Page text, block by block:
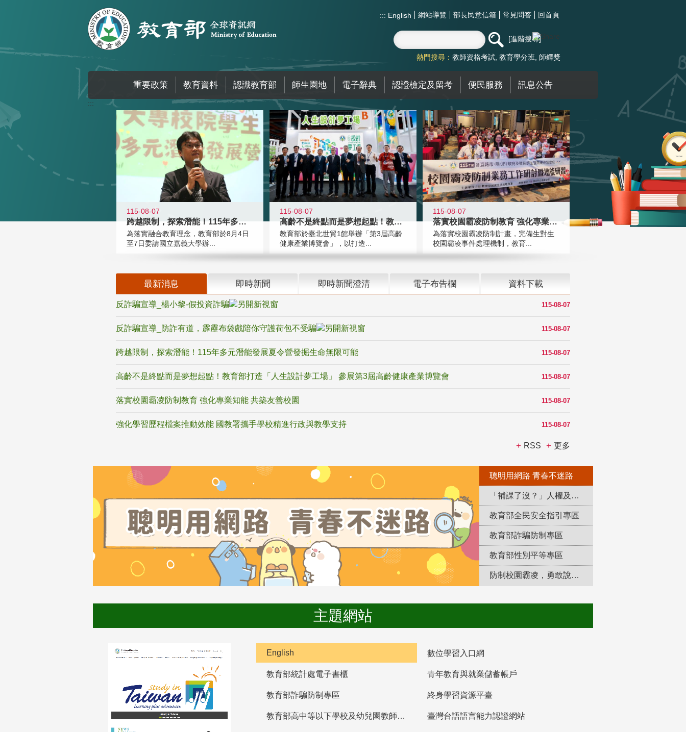
::: English 網站導覽 部長民意信箱 常見問答 回首頁
進階搜尋
熱門搜尋： 教師資格考試 教育學分班 師鐸獎
重要政策 教育資料 認識教育部 師生園地 電子辭典 認證檢定及留考 便民服務 訊息公告
:::
115-08-07
跨越限制，探索潛能！115年多元潛
為落實融合教育理念，教育部於8月4日
至7日委請國立嘉義大學辦...
115-08-07
高齡不是終點而是夢想起點！教育部打
教育部於臺北世貿1館舉辦「第3屆高齡
健康產業博覽會」，以打造...
115-08-07
落實校園霸凌防制教育 強化專業知能
為落實校園霸凌防制計畫，完備生對生
校園霸凌事件處理機制，教育...
最新消息 即時新聞 即時新聞澄清 電子布告欄 資料下載
115-08-07
反詐騙宣導_楊小黎-假投資詐騙
115-08-07
反詐騙宣導_防詐有道，霹靂布袋戲陪你守護荷包不受騙
115-08-07
跨越限制，探索潛能！115年多元潛能發展夏令營發掘生命無限可能
115-08-07
高齡不是終點而是夢想起點！教育部打造「人生設計夢工場」 參展第3屆高齡健康產業博覽會
115-08-07
落實校園霸凌防制教育 強化專業知能 共築友善校園
115-08-07
強化學習歷程檔案推動效能 國教署攜手學校精進行政與教學支持
RSS 更多
聰明用網路 青春不迷路
「補課了沒？」人權及轉型正義教育專區
教育部全民安全指引專區
教育部詐騙防制專區
教育部性別平等專區
防制校園霸凌，勇敢說出來！
主題網站
English 數位學習入口網
教育部統計處電子書櫃 青年教育與就業儲蓄帳戶
教育部詐騙防制專區 終身學習資源平臺
教育部高中等以下學校及幼兒園教師資格檢定考試 臺灣台語語言能力認證網站